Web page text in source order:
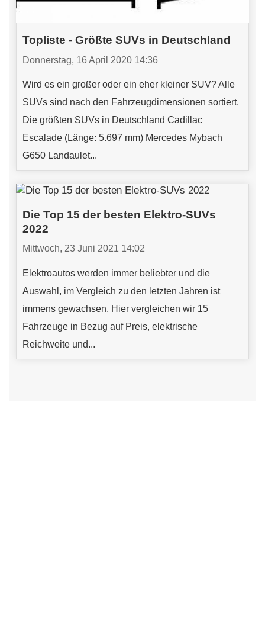
Topliste - Größte SUVs in Deutschland
Donnerstag, 16 April 2020 14:36
Wird es ein großer oder ein eher kleiner SUV? Alle
SUVs sind nach den Fahrzeugdimensionen sortiert.
Die größten SUVs in Deutschland Cadillac
Escalade (Länge: 5.697 mm) Mercedes Mybach
G650 Landaulet...
Die Top 15 der besten Elektro-SUVs
2022
Mittwoch, 23 Juni 2021 14:02
Elektroautos werden immer beliebter und die
Auswahl, im Vergleich zu den letzten Jahren ist
immens gewachsen. Hier vergleichen wir 15
Fahrzeuge in Bezug auf Preis, elektrische
Reichweite und...